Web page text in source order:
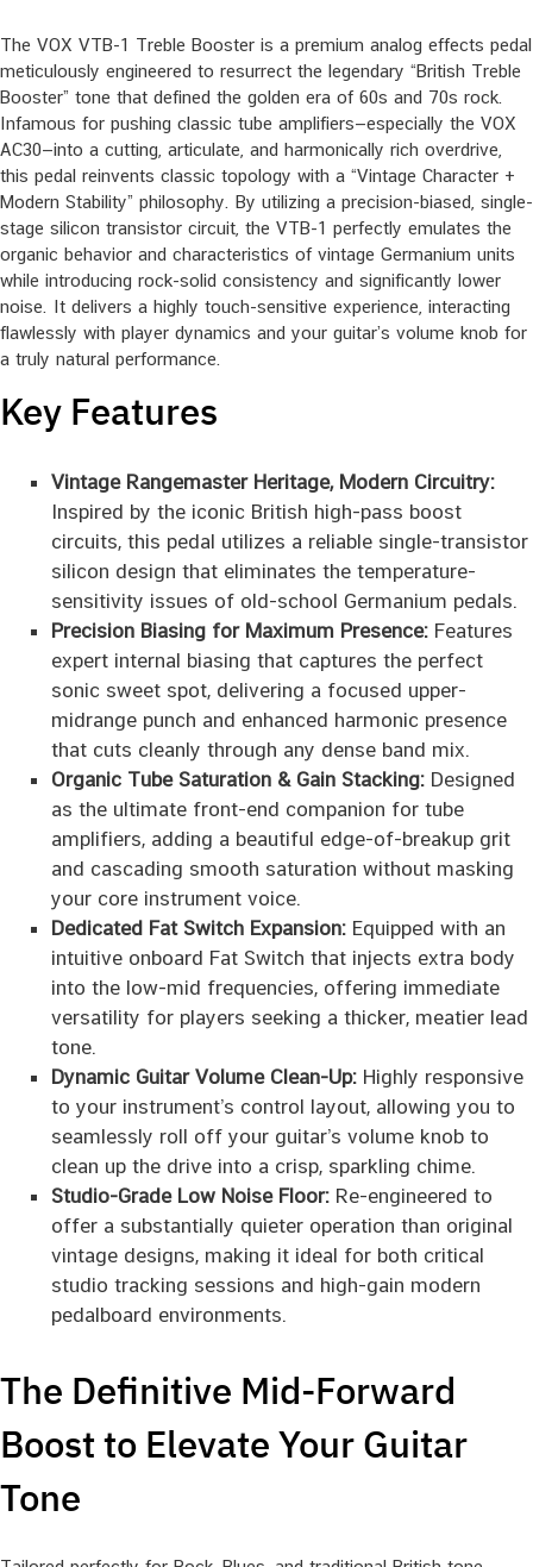
The VOX VTB-1 Treble Booster is a premium analog effects pedal
meticulously engineered to resurrect the legendary “British Treble
Booster” tone that defined the golden era of 60s and 70s rock.
Infamous for pushing classic tube amplifiers—especially the VOX
AC30—into a cutting, articulate, and harmonically rich overdrive,
this pedal reinvents classic topology with a “Vintage Character +
Modern Stability” philosophy. By utilizing a precision-biased, single-
stage silicon transistor circuit, the VTB-1 perfectly emulates the
organic behavior and characteristics of vintage Germanium units
while introducing rock-solid consistency and significantly lower
noise. It delivers a highly touch-sensitive experience, interacting
flawlessly with player dynamics and your guitar’s volume knob for
a truly natural performance.
Key Features
Vintage Rangemaster Heritage, Modern Circuitry:
Inspired by the iconic British high-pass boost
circuits, this pedal utilizes a reliable single-transistor
silicon design that eliminates the temperature-
sensitivity issues of old-school Germanium pedals.
Precision Biasing for Maximum Presence:Features
expert internal biasing that captures the perfect
sonic sweet spot, delivering a focused upper-
midrange punch and enhanced harmonic presence
that cuts cleanly through any dense band mix.
Organic Tube Saturation & Gain Stacking:Designed
as the ultimate front-end companion for tube
amplifiers, adding a beautiful edge-of-breakup grit
and cascading smooth saturation without masking
your core instrument voice.
Dedicated Fat Switch Expansion:Equipped with an
intuitive onboard Fat Switch that injects extra body
into the low-mid frequencies, offering immediate
versatility for players seeking a thicker, meatier lead
tone.
Dynamic Guitar Volume Clean-Up:Highly responsive
to your instrument’s control layout, allowing you to
seamlessly roll off your guitar’s volume knob to
clean up the drive into a crisp, sparkling chime.
Studio-Grade Low Noise Floor:Re-engineered to
offer a substantially quieter operation than original
vintage designs, making it ideal for both critical
studio tracking sessions and high-gain modern
pedalboard environments.
The Definitive Mid-Forward
Boost to Elevate Your Guitar
Tone